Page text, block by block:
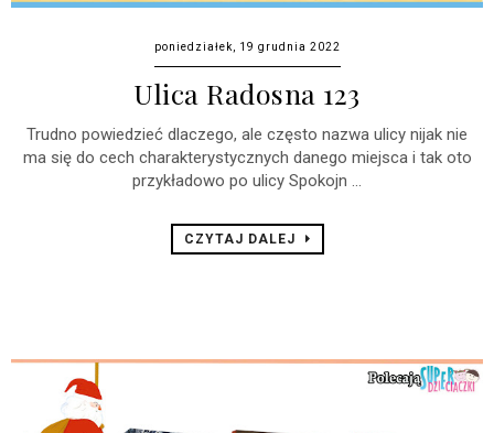
poniedziałek, 19 grudnia 2022
Ulica Radosna 123
Trudno powiedzieć dlaczego, ale często nazwa ulicy nijak nie
ma się do cech charakterystycznych danego miejsca i tak oto
przykładowo po ulicy Spokojn ...
CZYTAJ DALEJ